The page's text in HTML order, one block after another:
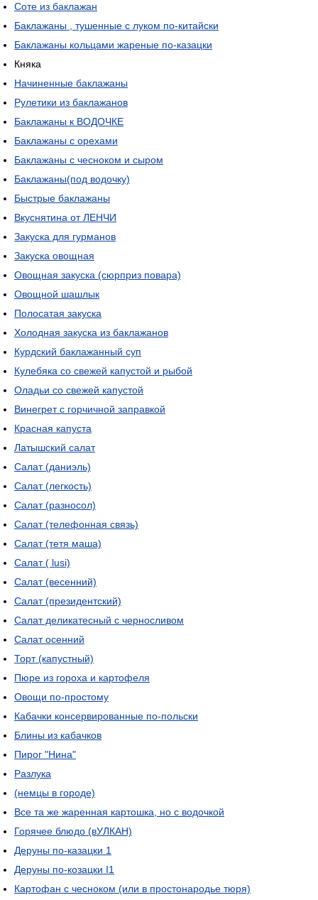
Cоте из баклажан
Баклажаны , тушенные с луком по-китайски
Баклажаны кольцами жареные по-казацки
Княка
Начиненные баклажаны
Рулетики из баклажанов
Баклажаны к ВОДОЧКЕ
Баклажаны с орехами
Баклажаны с чесноком и сыром
Баклажаны(под водочку)
Быстрые баклажаны
Вкуснятина от ЛЕНЧИ
Закуска для гурманов
Закуска овощная
Овощная закуска (сюрприз повара)
Овощной шашлык
Полосатая закуска
Холодная закуска из баклажанов
Курдский баклажанный суп
Кулебяка со свежей капустой и рыбой
Оладьи со свежей капустой
Винегрет с горчичной заправкой
Красная капуста
Латышский салат
Салат (даниэль)
Салат (легкость)
Салат (разносол)
Салат (телефонная связь)
Салат (тетя маша)
Салат ( lusi)
Салат (весенний)
Салат (президентский)
Салат деликатесный с черносливом
Салат осенний
Торт (капустный)
Пюре из гороха и картофеля
Овощи по-простому
Кабачки консервированные по-польски
Блины из кабачков
Пирог "Нина"
Разлука
(немцы в городе)
Все та же жаренная картошка, но с водочкой
Горячее блюдо (вУЛКАН)
Деруны по-казацки 1
Деруны по-козацки I1
Картофан с чесноком (или в простонародье тюря)